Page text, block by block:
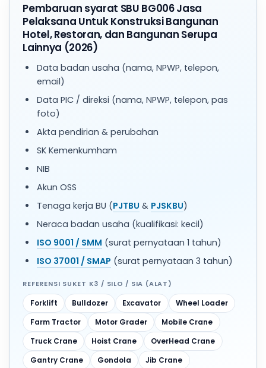
Pembaruan syarat SBU BG006 Jasa
Pelaksana Untuk Konstruksi Bangunan
Hotel, Restoran, dan Bangunan Serupa
Lainnya (2026)
Data badan usaha (nama, NPWP, telepon,
email)
Data PIC / direksi (nama, NPWP, telepon, pas
foto)
Akta pendirian & perubahan
SK Kemenkumham
NIB
Akun OSS
Tenaga kerja BU (PJTBU & PJSKBU)
Neraca badan usaha (kualifikasi: kecil)
ISO 9001 / SMM (surat pernyataan 1 tahun)
ISO 37001 / SMAP (surat pernyataan 3 tahun)
REFERENSI SUKET K3 / SILO / SIA (ALAT)
Forklift Bulldozer Excavator
Wheel Loader
Farm Tractor
Motor Grader
Mobile Crane
Truck Crane
Hoist Crane
OverHead Crane
Gantry Crane
Gondola
Jib Crane